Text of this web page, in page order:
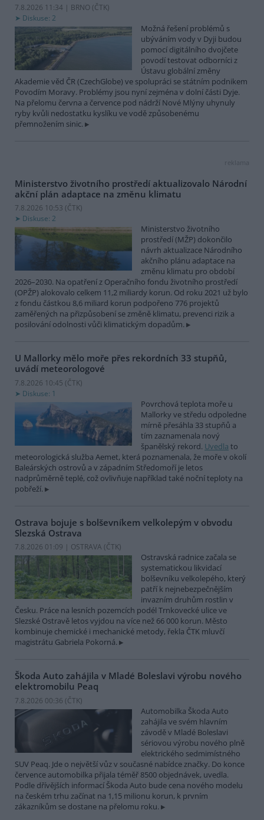
7.8.2026 11:34 | BRNO (ČTK)
Diskuse: 2
Možná řešení problémů s
ubýváním vody v Dyji budou
pomocí digitálního dvojčete
povodí testovat odborníci z
Ústavu globální změny
Akademie věd ČR (CzechGlobe) ve spolupráci se státním podnikem
Povodím Moravy. Problémy jsou nyní zejména v dolní části Dyje.
Na přelomu června a července pod nádrží Nové Mlýny uhynuly
ryby kvůli nedostatku kyslíku ve vodě způsobenému
přemnožením sinic.
reklama
Ministerstvo životního prostředí aktualizovalo Národní
akční plán adaptace na změnu klimatu
7.8.2026 10:53 (ČTK)
Diskuse: 2
Ministerstvo životního
prostředí (MŽP) dokončilo
návrh aktualizace Národního
akčního plánu adaptace na
změnu klimatu pro období
2026–2030. Na opatření z Operačního fondu životního prostředí
(OPŽP) alokovalo celkem 11,2 miliardy korun. Od roku 2021 už bylo
z fondu částkou 8,6 miliard korun podpořeno 776 projektů
zaměřených na přizpůsobení se změně klimatu, prevenci rizik a
posilování odolnosti vůči klimatickým dopadům.
U Mallorky mělo moře přes rekordních 33 stupňů,
uvádí meteorologové
7.8.2026 10:45 (ČTK)
Diskuse: 1
Povrchová teplota moře u
Mallorky ve středu odpoledne
mírně přesáhla 33 stupňů a
tím zaznamenala nový
španělský rekord. Uvedla to
meteorologická služba Aemet, která poznamenala, že moře v okolí
Baleárských ostrovů a v západním Středomoří je letos
nadprůměrně teplé, což ovlivňuje například také noční teploty na
pobřeží.
Ostrava bojuje s bolševníkem velkolepým v obvodu
Slezská Ostrava
7.8.2026 01:09 | OSTRAVA (ČTK)
Ostravská radnice začala se
systematickou likvidací
bolševníku velkolepého, který
patří k nejnebezpečnějším
invazním druhům rostlin v
Česku. Práce na lesních pozemcích podél Trnkovecké ulice ve
Slezské Ostravě letos vyjdou na více než 66 000 korun. Město
kombinuje chemické i mechanické metody, řekla ČTK mluvčí
magistrátu Gabriela Pokorná.
Škoda Auto zahájila v Mladé Boleslavi výrobu nového
elektromobilu Peaq
7.8.2026 00:36 (ČTK)
Automobilka Škoda Auto
zahájila ve svém hlavním
závodě v Mladé Boleslavi
sériovou výrobu nového plně
elektrického sedmimístného
SUV Peaq. Jde o největší vůz v současné nabídce značky. Do konce
července automobilka přijala téměř 8500 objednávek, uvedla.
Podle dřívějších informací Škoda Auto bude cena nového modelu
na českém trhu začínat na 1,15 milionu korun, k prvním
zákazníkům se dostane na přelomu roku.